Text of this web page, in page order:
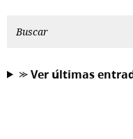
⪼ 𝗩𝗲𝗿 𝘂́𝗹𝘁𝗶𝗺𝗮𝘀